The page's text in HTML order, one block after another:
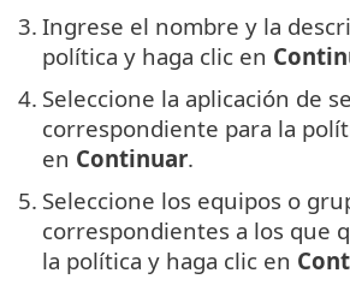
3. Ingrese el nombre y la
política y haga clic en
4. Seleccione la aplicación de
correspondiente para la
en Continuar.
5. Seleccione los equipos o
correspondientes a los que
la política y haga clic en